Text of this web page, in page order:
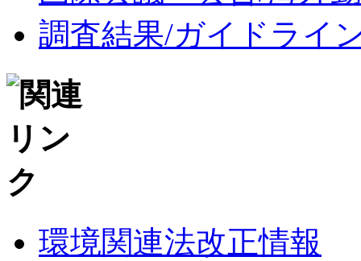
調査結果/ガイドライ
環境関連法改正情報